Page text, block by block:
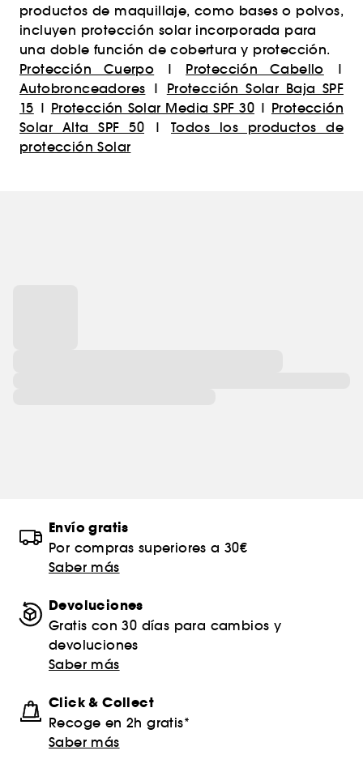
productos de maquillaje, como bases o polvos,
incluyen protección solar incorporada para
una doble función de cobertura y protección.
Protección Cuerpo | Protección Cabello |
Autobronceadores | Protección Solar Baja SPF
15 | Protección Solar Media SPF 30 | Protección
Solar Alta SPF 50 | Todos los productos de
protección Solar
Envío gratis
Por compras superiores a 30€
Saber más
Devoluciones
Gratis con 30 días para cambios y
devoluciones
Saber más
Click & Collect
Recoge en 2h gratis*
Saber más